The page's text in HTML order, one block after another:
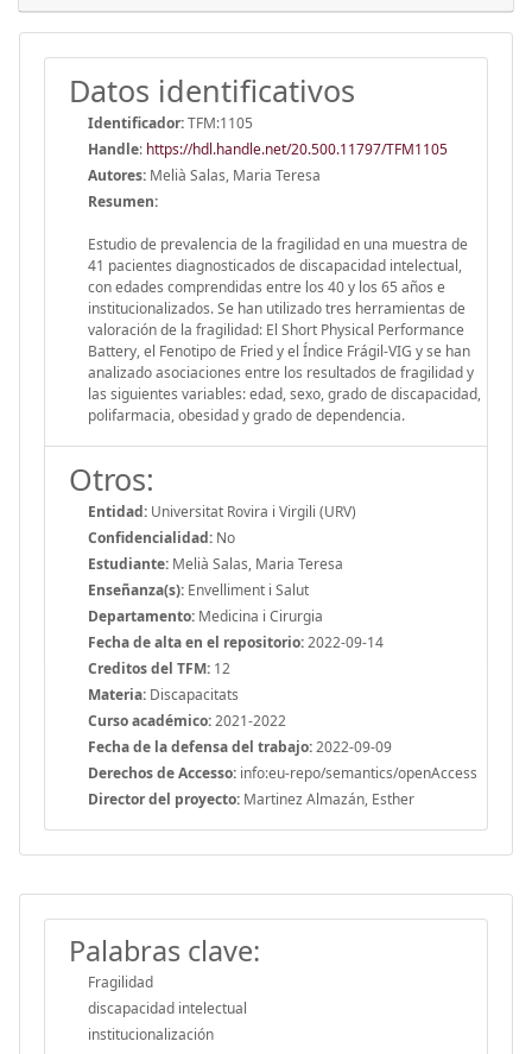
Datos identificativos
Identificador:TFM:1105
Handle: https://hdl.handle.net/20.500.11797/TFM1105
Autores: Melià Salas, Maria Teresa
Resumen:
Estudio de prevalencia de la fragilidad en una muestra de
41 pacientes diagnosticados de discapacidad intelectual,
con edades comprendidas entre los 40 y los 65 años e
institucionalizados. Se han utilizado tres herramientas de
valoración de la fragilidad: El Short Physical Performance
Battery, el Fenotipo de Fried y el Índice Frágil-VIG y se han
analizado asociaciones entre los resultados de fragilidad y
las siguientes variables: edad, sexo, grado de discapacidad,
polifarmacia, obesidad y grado de dependencia.
Otros:
Entidad: Universitat Rovira i Virgili (URV)
Confidencialidad: No
Estudiante: Melià Salas, Maria Teresa
Enseñanza(s): Envelliment i Salut
Departamento: Medicina i Cirurgia
Fecha de alta en el repositorio:2022-09-14
Creditos del TFM: 12
Materia: Discapacitats
Curso académico:2021-2022
Fecha de la defensa del trabajo:2022-09-09
Derechos de Accesso: info:eu-repo/semantics/openAccess
Director del proyecto: Martinez Almazán, Esther
Palabras clave:
Fragilidad
discapacidad intelectual
institucionalización